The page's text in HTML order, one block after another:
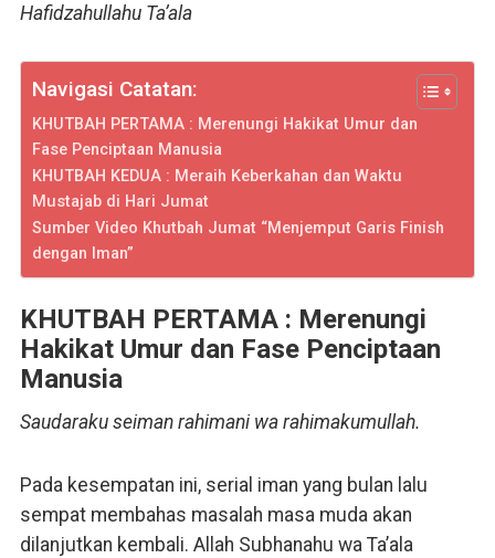
Hafidzahullahu Ta’ala
Navigasi Catatan:
KHUTBAH PERTAMA : Merenungi Hakikat Umur dan
Fase Penciptaan Manusia
KHUTBAH KEDUA : Meraih Keberkahan dan Waktu
Mustajab di Hari Jumat
Sumber Video Khutbah Jumat “Menjemput Garis Finish
dengan Iman”
KHUTBAH PERTAMA : Merenungi
Hakikat Umur dan Fase Penciptaan
Manusia
Saudaraku seiman rahimani wa rahimakumullah.
Pada kesempatan ini, serial iman yang bulan lalu
sempat membahas masalah masa muda akan
dilanjutkan kembali. Allah Subhanahu wa Ta’ala